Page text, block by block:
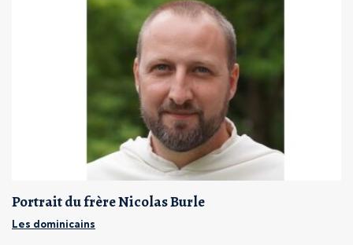
Portrait du frère Nicolas Burle
Les dominicains